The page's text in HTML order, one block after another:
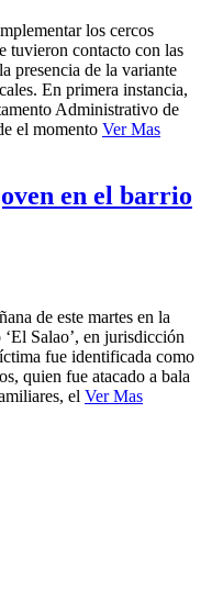
los cercos
tuvieron contacto con las
presencia de la variante
En primera instancia,
Administrativo de
el momento Ver Mas
en el barrio
de este martes en la
Salao’, en jurisdicción
fue identificada como
quien fue atacado a bala
el Ver Mas